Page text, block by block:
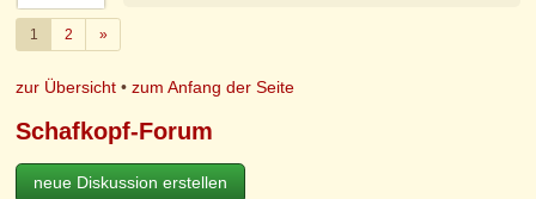
1 2 »Weiter
zur Übersicht •zum Anfang der Seite
Schafkopf-Forum
neue Diskussion erstellen